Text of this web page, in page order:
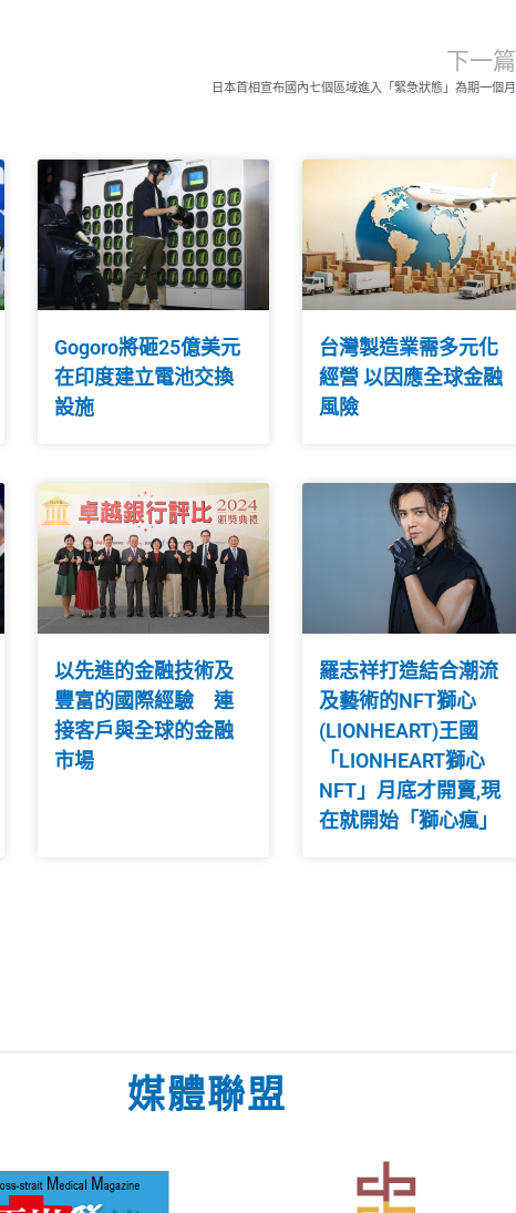
下一篇
日本首相宣布國內七個區域進入「緊急狀態」為期一個月
Gogoro將砸25億美元
在印度建立電池交換
設施
台灣製造業需多元化
經營 以因應全球金融
風險
以先進的金融技術及
豐富的國際經驗 連
接客戶與全球的金融
市場
羅志祥打造結合潮流
及藝術的NFT獅心
(LIONHEART)王國
「LIONHEART獅心
NFT」月底才開賣,現
在就開始「獅心瘋」
媒體聯盟